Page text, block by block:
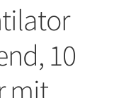
10
mit